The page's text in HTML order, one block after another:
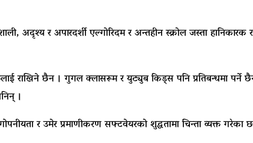
अदृश्य र अपारदर्शी एल्गोरिदम र अन्तहीन स्क्रोल जस्ता
राखिने छैन । गुगल क्लासरूम र युट्युब किड्स पनि प्रतिबन्धमा
।
र उमेर प्रमाणीकरण सफ्टवेयरको शुद्धतामा चिन्ता व्यक्त गरेका